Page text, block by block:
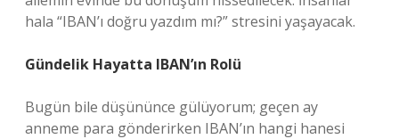
hala “IBAN’ı doğru yazdım mı?” stresini yaşayacak.
Gündelik Hayatta IBAN’ın Rolü
Bugün bile düşününce gülüyorum; geçen ay
anneme para gönderirken IBAN’ın hangi hanesi